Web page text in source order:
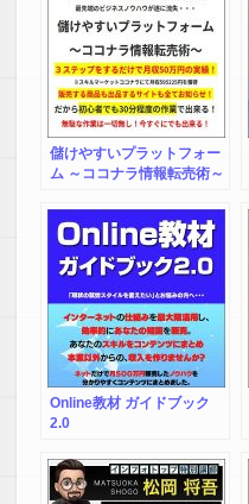
儲けやすいプラットフォー
ム ～ココナラ情報転売術～
Online教材 ガイドブック
2.0